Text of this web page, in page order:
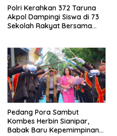
Polri Kerahkan 372 Taruna
Akpol Dampingi Siswa di 73
Sekolah Rakyat Bersama
Pedang Pora Sambut
Kombes Herbin Sianipar,
Babak Baru Kepemimpinan